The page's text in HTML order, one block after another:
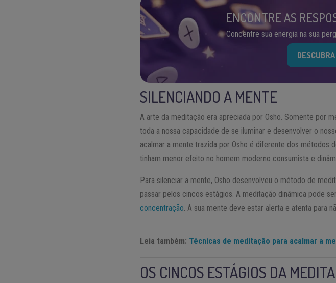
ENCONTRE AS
Concentre sua energia na sua
SILENCIANDO A MENTE
A arte da meditação era apreciada por Osho. Somente por
toda a nossa capacidade de se iluminar e desenvolver o
acalmar a mente trazida por Osho é diferente dos métodos
tinham menor efeito no homem moderno consumista e
Para silenciar a mente, Osho desenvolveu o método de
passar pelos cincos estágios. A meditação dinâmica pode
concentração. A sua mente deve estar alerta e atenta para
Leia também: Técnicas de meditação para acalmar a
OS CINCOS ESTÁGIOS DA